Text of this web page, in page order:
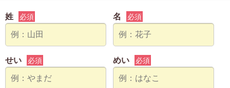
姓 必須 名 必須
せい 必須 めい 必須